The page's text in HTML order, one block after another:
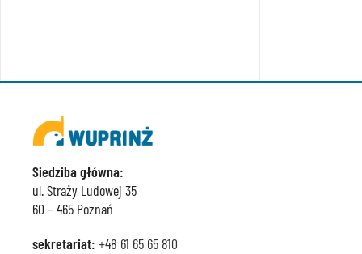
Siedziba główna:
ul. Straży Ludowej 35
60 – 465 Poznań
sekretariat: +48 61 65 65 810